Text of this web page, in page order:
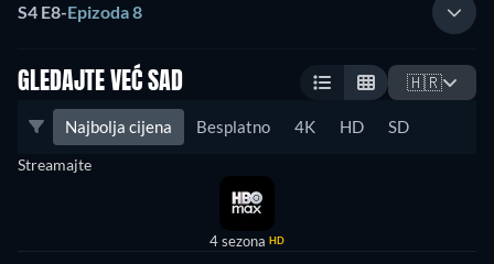
S4 E8-Epizoda 8
GLEDAJTE VEĆ SAD 🇭🇷
Najbolja cijena Besplatno 4K HD SD
Streamajte
4 sezona HD